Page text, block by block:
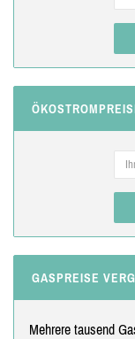
GASPREISE
Mehrere tausend